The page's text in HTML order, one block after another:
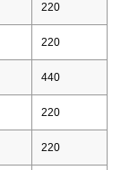
220
220
440
220
220